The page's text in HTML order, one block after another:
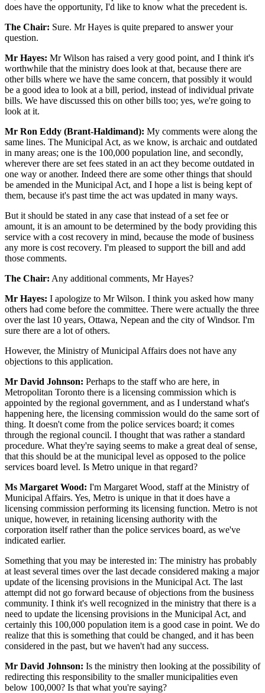
does have the opportunity, I'd like to know what the precedent is.
The Chair: Sure. Mr Hayes is quite prepared to answer your
question.
Mr Hayes: Mr Wilson has raised a very good point, and I think it's
worthwhile that the ministry does look at that, because there are
other bills where we have the same concern, that possibly it would
be a good idea to look at a bill, period, instead of individual private
bills. We have discussed this on other bills too; yes, we're going to
look at it.
Mr Ron Eddy (Brant-Haldimand): My comments were along the
same lines. The Municipal Act, as we know, is archaic and outdated
in many areas; one is the 100,000 population line, and secondly,
wherever there are set fees stated in an act they become outdated in
one way or another. Indeed there are some other things that should
be amended in the Municipal Act, and I hope a list is being kept of
them, because it's past time the act was updated in many ways.
But it should be stated in any case that instead of a set fee or
amount, it is an amount to be determined by the body providing this
service with a cost recovery in mind, because the mode of business
any more is cost recovery. I'm pleased to support the bill and add
those comments.
The Chair: Any additional comments, Mr Hayes?
Mr Hayes: I apologize to Mr Wilson. I think you asked how many
others had come before the committee. There were actually the three
over the last 10 years, Ottawa, Nepean and the city of Windsor. I'm
sure there are a lot of others.
However, the Ministry of Municipal Affairs does not have any
objections to this application.
Mr David Johnson: Perhaps to the staff who are here, in
Metropolitan Toronto there is a licensing commission which is
appointed by the regional government, and as I understand what's
happening here, the licensing commission would do the same sort of
thing. It doesn't come from the police services board; it comes
through the regional council. I thought that was rather a standard
procedure. What they're saying seems to make a great deal of sense,
that this should be at the municipal level as opposed to the police
services board level. Is Metro unique in that regard?
Ms Margaret Wood: I'm Margaret Wood, staff at the Ministry of
Municipal Affairs. Yes, Metro is unique in that it does have a
licensing commission performing its licensing function. Metro is not
unique, however, in retaining licensing authority with the
corporation itself rather than the police services board, as we've
indicated earlier.
Something that you may be interested in: The ministry has probably
at least several times over the last decade considered making a major
update of the licensing provisions in the Municipal Act. The last
attempt did not go forward because of objections from the business
community. I think it's well recognized in the ministry that there is a
need to update the licensing provisions in the Municipal Act, and
certainly this 100,000 population item is a good case in point. We do
realize that this is something that could be changed, and it has been
considered in the past, but we haven't had any success.
Mr David Johnson: Is the ministry then looking at the possibility of
redirecting this responsibility to the smaller municipalities even
below 100,000? Is that what you're saying?